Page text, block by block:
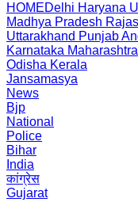
HOMEDelhi Haryana
Madhya Pradesh
Uttarakhand Punjab
Karnataka Maharashtra
Odisha Kerala
Jansamasya
News
Bjp
National
Police
Bihar
India
कांग्रेस
Gujarat